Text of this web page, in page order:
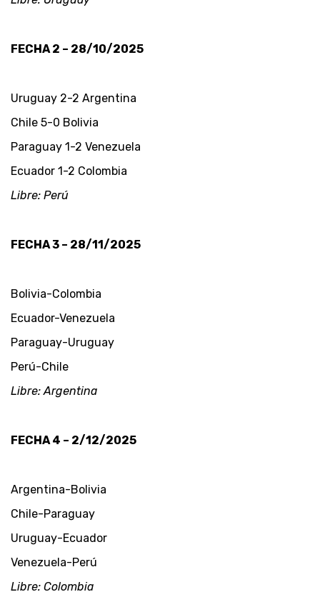
FECHA 2 – 28/10/2025
Uruguay 2-2 Argentina
Chile 5-0 Bolivia
Paraguay 1-2 Venezuela
Ecuador 1-2 Colombia
Libre: Perú
FECHA 3 – 28/11/2025
Bolivia-Colombia
Ecuador-Venezuela
Paraguay-Uruguay
Perú-Chile
Libre: Argentina
FECHA 4 – 2/12/2025
Argentina-Bolivia
Chile-Paraguay
Uruguay-Ecuador
Venezuela-Perú
Libre: Colombia